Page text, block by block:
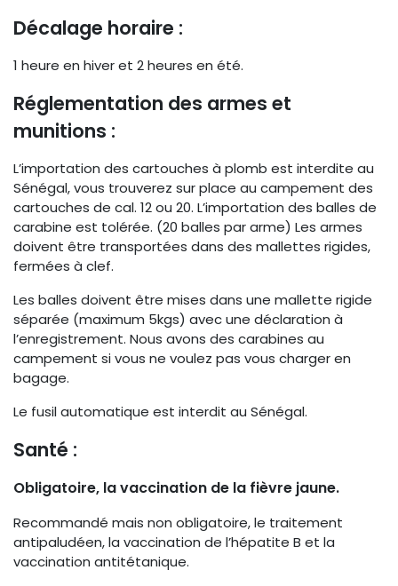
Décalage horaire :
1 heure en hiver et 2 heures en été.
Réglementation des armes et
munitions :
L’importation des cartouches à plomb est interdite au
Sénégal, vous trouverez sur place au campement des
cartouches de cal. 12 ou 20. L’importation des balles de
carabine est tolérée. (20 balles par arme) Les armes
doivent être transportées dans des mallettes rigides,
fermées à clef.
Les balles doivent être mises dans une mallette rigide
séparée (maximum 5kgs) avec une déclaration à
l’enregistrement. Nous avons des carabines au
campement si vous ne voulez pas vous charger en
bagage.
Le fusil automatique est interdit au Sénégal.
Santé :
Obligatoire, la vaccination de la fièvre jaune.
Recommandé mais non obligatoire, le traitement
antipaludéen, la vaccination de l’hépatite B et la
vaccination antitétanique.